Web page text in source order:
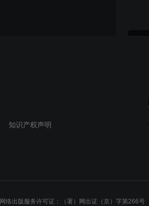
知识产权声明
网络出版服务许可证：（署）网出证（京）字第266号